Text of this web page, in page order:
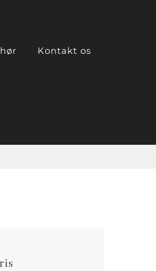
Kontakt os